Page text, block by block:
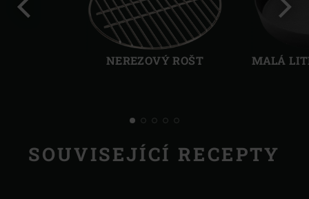
NEREZOVÝ ROŠT MALÁ
SOUVISEJÍCÍ RECEPTY